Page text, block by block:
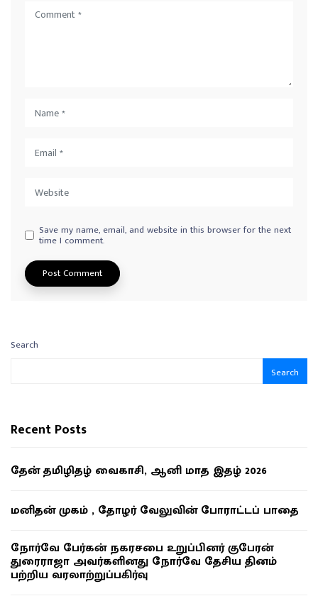
Save my name, email, and website in this browser for the next
time I comment.
Search
Search
Recent Posts
தேன் தமிழிதழ் வைகாசி, ஆனி மாத இதழ் 2026
மனிதன் முகம் , தோழர் வேலுவின் போராட்டப் பாதை
நோர்வே பேர்கன் நகரசபை உறுப்பினர் குபேரன்
துரைராஜா அவர்களினது நோர்வே தேசிய தினம்
பற்றிய வரலாற்றுப்பகிர்வு